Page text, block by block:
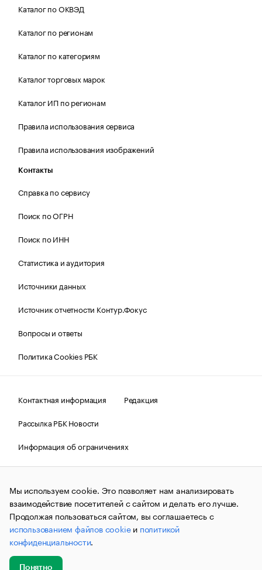
Каталог по ОКВЭД
Каталог по регионам
Каталог по категориям
Каталог торговых марок
Каталог ИП по регионам
Правила использования сервиса
Правила использования изображений
Контакты
Справка по сервису
Поиск по ОГРН
Поиск по ИНН
Статистика и аудитория
Источники данных
Источник отчетности Контур.Фокус
Вопросы и ответы
Политика Cookies РБК
Контактная информация
Редакция
Рассылка РБК Новости
Информация об ограничениях
Правовая информация
О соблюдении авторских прав
© АО «РОСБИЗНЕСКОНСАЛТИНГ»,1995–2026.Сообщения
и материалы информационного агентства «РБК»
(зарегистрировано Федеральной службой по надзору в сфере
связи, информационных технологий и массовых
коммуникаций (Роскомнадзор) 09.12.2015 за номером ИА
№ФС77-63848) сопровождаются пометкой «РБК». Отдельные
публикации могут содержать информацию,
не предназначенную для пользователей
до 18 лет.
Мы используем cookie. Это позволяет нам анализировать
взаимодействие посетителей с сайтом и делать его лучше.
Продолжая пользоваться сайтом, вы соглашаетесь с
использованием файлов cookieи политикой
конфиденциальности.
Понятно